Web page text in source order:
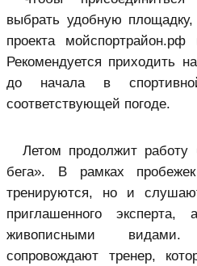
выбрать удобную
проекта
Рекомендуется приходить
до начала в
соответствующей погоде.
Летом продолжит работу
бега». В рамках
тренируются, но и
приглашенного
живописными
сопровождают тренер,